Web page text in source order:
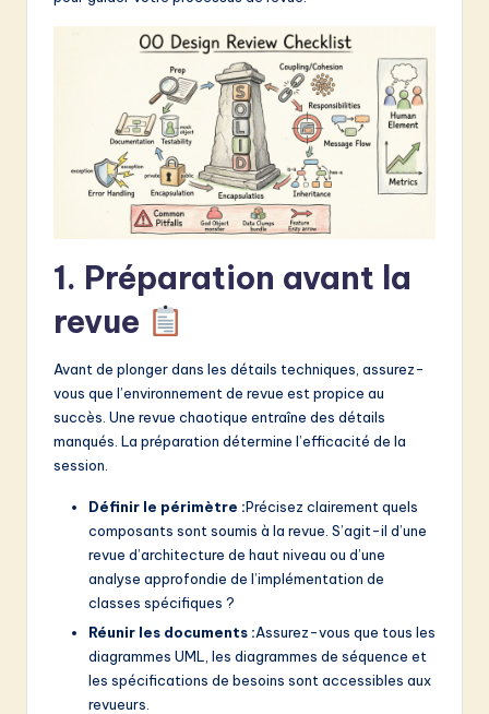
ti
1. Préparation avant la
revue
Avant de plonger dans les détails techniques, assurez-
vous que l’environnement de revue est propice au
succès. Une revue chaotique entraîne des détails
manqués. La préparation détermine l’efficacité de la
session.
Définir le périmètre :Précisez clairement quels
composants sont soumis à la revue. S’agit-il d’une
revue d’architecture de haut niveau ou d’une
analyse approfondie de l’implémentation de
classes spécifiques ?
Réunir les documents :Assurez-vous que tous les
diagrammes UML, les diagrammes de séquence et
les spécifications de besoins sont accessibles aux
revueurs.